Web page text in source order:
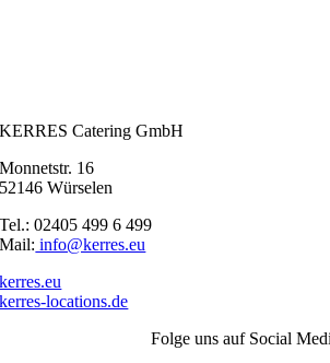
KERRES Catering GmbH
Monnetstr. 16
52146 Würselen
Tel.: 02405 499 6 499
Mail: info@kerres.eu
kerres.eu
kerres-locations.de
Folge uns auf Social